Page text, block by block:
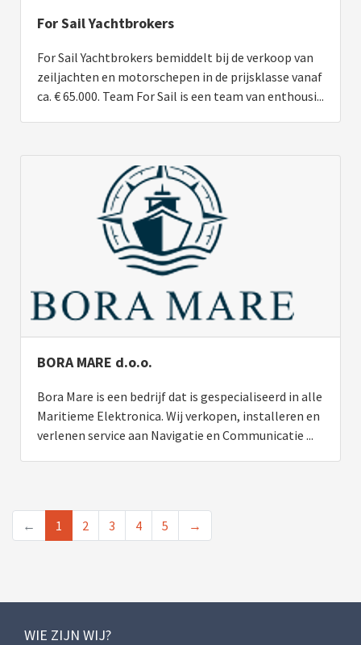
For Sail Yachtbrokers
For Sail Yachtbrokers bemiddelt bij de verkoop van
zeiljachten en motorschepen in de prijsklasse vanaf
ca. € 65.000. Team For Sail is een team van enthousi...
BORA MARE d.o.o.
Bora Mare is een bedrijf dat is gespecialiseerd in alle
Maritieme Elektronica. Wij verkopen, installeren en
verlenen service aan Navigatie en Communicatie ...
← 1 2 3 4 5 →
WIE ZIJN WIJ?